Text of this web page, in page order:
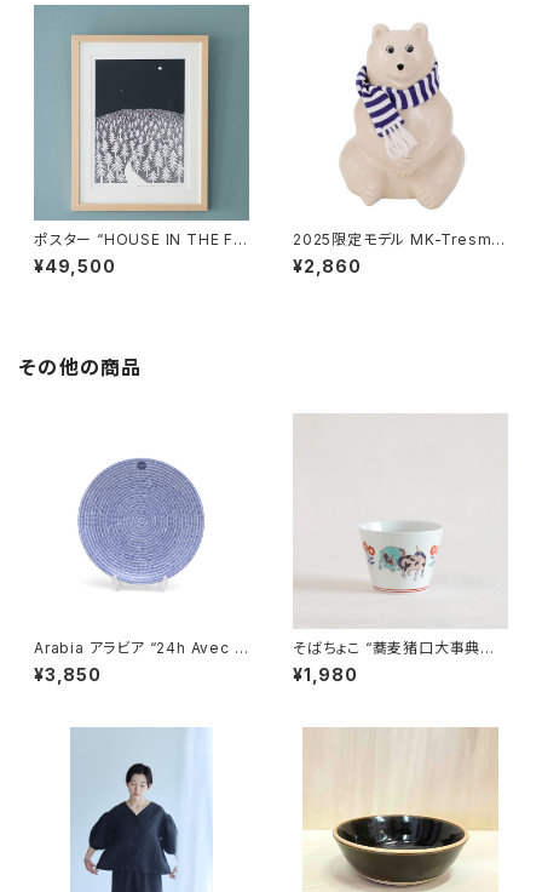
ポスター “HOUSE IN THE FO
REST 26 A3” / ミナ ペルホ
ネン mina perhonen × クリ
¥49,500
2025限定モデル MK-Tresme
r シロクマ貯金箱 マフラー付
き / MK-Tresmer
¥2,860
その他の商品
Arabia アラビア “24h Avec ア
ベック” プレート 20cm
¥3,850
そばちょこ “蕎麦猪口大事典
色絵 ユニコーン” 波佐見焼
¥1,980